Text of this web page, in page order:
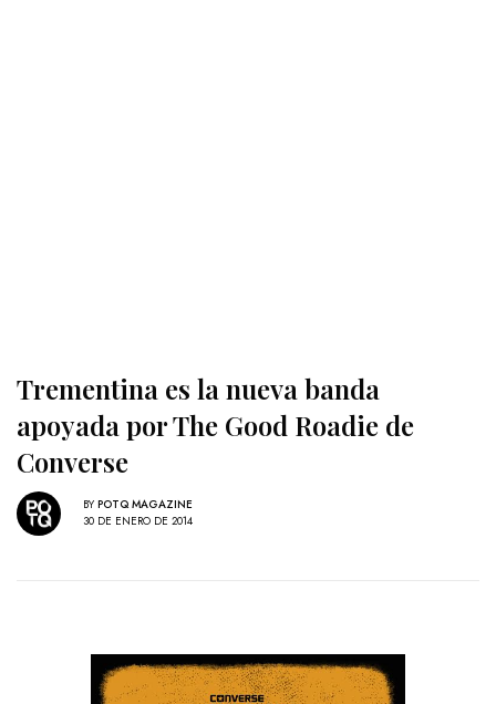
Trementina es la nueva banda
apoyada por The Good Roadie de
Converse
BY POTQ MAGAZINE
30 DE ENERO DE 2014